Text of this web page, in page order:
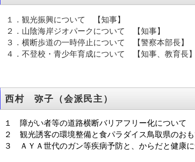
１．観光振興について 【知事】
２．山陰海岸ジオパークについて 【知事】
３．横断歩道の一時停止について 【警察本部長】
４．不登校・青少年育成について 【知事、教育長】
西村 弥子（会派民主）
１ 障がい者等の道路横断バリアフリー化について
２ 観光誘客の環境整備と食パラダイス鳥取県のお
３ ＡＹＡ世代のガン等疾病予防と、からだと健康